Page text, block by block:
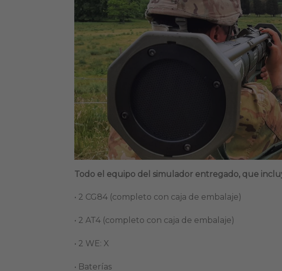
Todo el equipo del simulador entregado, que
• 2 CG84 (completo con caja de embalaje)
• 2 AT4 (completo con caja de embalaje)
• 2 WE: X
• Baterías